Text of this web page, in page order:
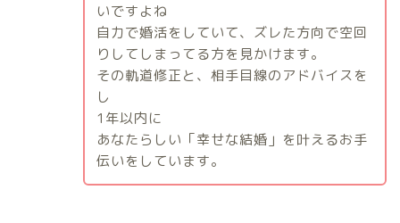
いですよね
自力で婚活をしていて、ズレた方向で空回
りしてしまってる方を見かけます。
その軌道修正と、相手目線のアドバイスを
し
1 年以内に
あなたらしい「幸せな結婚」を叶えるお手
伝いをしています。